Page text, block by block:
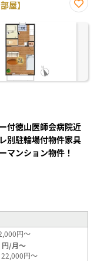
屋】
に入
付徳山医師会病院近
別駐輪場付物件家具
マンション物件！
円～
円/月～
円～